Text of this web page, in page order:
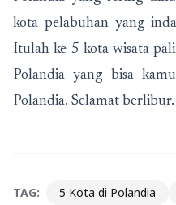
kota pelabuhan yang
Itulah ke-5 kota wisata
Polandia yang bisa
Polandia. Selamat berlibur.
TAG: 5 Kota di Polandia